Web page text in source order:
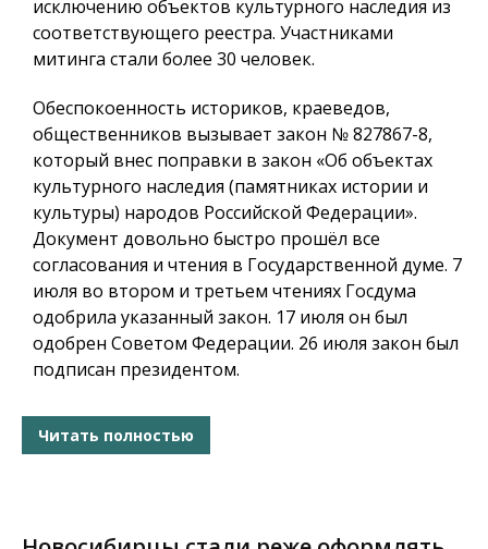
исключению объектов культурного наследия из
соответствующего реестра. Участниками
митинга стали более 30 человек.
Обеспокоенность историков, краеведов,
общественников вызывает закон № 827867-8,
который внес поправки в закон «Об объектах
культурного наследия (памятниках истории и
культуры) народов Российской Федерации».
Документ довольно быстро прошёл все
согласования и чтения в Государственной думе. 7
июля во втором и третьем чтениях Госдума
одобрила указанный закон. 17 июля он был
одобрен Советом Федерации. 26 июля закон был
подписан президентом.
Читать полностью